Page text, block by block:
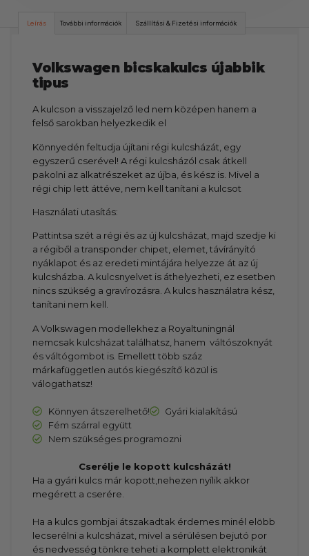
Leírás További információk Szállítási & Fizetési információk
Volkswagen bicskakulcs újabbik
tipus
A kulcson a visszajelző led nem középen hanem a
felső sarokban helyezkedik el
Könnyedén feltudja újítani régi kulcsházát, egy
egyszerű cserével! A régi kulcsházól csak átkell
pakolni az alkatrészeket az újba, és kész is. Mivel a
régi chip lett áttéve, nem kell tanítani a kulcsot
Használati utasítás:
Pattintsa szét a régi és az új kulcsházat, majd szedje ki
a régiből a transponder chipet, elemet, távírányító
nyáklapot és az eredeti mintájára helyezze át az új
kulcsházba. A kulcsnyelvet is áthelyezheti, ez esetben
nincs szükség a gravírozásra. A kulcs használatra kész,
tanítani nem kell.
A Volkswagen modellekhez a Royaltuningnál
nemcsak kulcsházat találhatsz, hanemváltószoknyát
és váltógombot is. Emellett több száz
márkafüggetlen autós kiegészítő közül is
válogathatsz!
Könnyen átszerelhető!
Gyári kialakítású
Fém szárral együtt
Nem szükséges programozni
Cserélje le kopott kulcsházát!
Ha a gyári kulcs már kopott,nehezen nyílik akkor
megérett a cserére.
Ha a kulcs gombjai átszakadtak érdemes minél elöbb
lecserélni a kulcsházat, mivel a sérülésen bejutó por
és nedvesség tönkre teheti a komplett elektronikát